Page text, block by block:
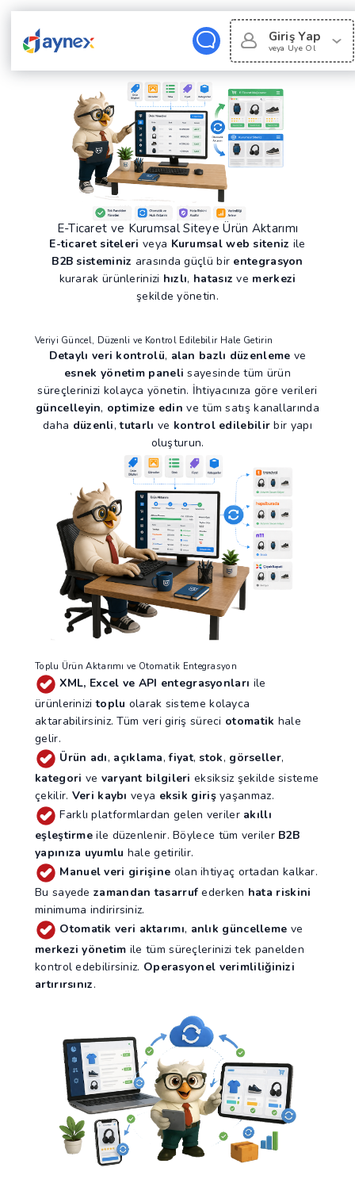
Giriş Yap
veya Uye Ol
E-Ticaret ve Kurumsal Siteye Ürün Aktarımı
E-ticaret siteleri veya Kurumsal web siteniz ile
B2B sisteminiz arasında güçlü bir entegrasyon
kurarak ürünlerinizi hızlı, hatasız ve merkezi
şekilde yönetin.
Veriyi Güncel, Düzenli ve Kontrol Edilebilir Hale Getirin
Detaylı veri kontrolü, alan bazlı düzenleme ve
esnek yönetim paneli sayesinde tüm ürün
süreçlerinizi kolayca yönetin. İhtiyacınıza göre verileri
güncelleyin, optimize edin ve tüm satış kanallarında
daha düzenli,tutarlı ve kontrol edilebilir bir yapı
oluşturun.
Toplu Ürün Aktarımı ve Otomatik Entegrasyon
XML, Excel ve API entegrasyonları ile
ürünlerinizitoplu olarak sisteme kolayca
aktarabilirsiniz. Tüm veri giriş süreci otomatik hale
gelir.
Ürün adı, açıklama,fiyat,stok, görseller,
kategori ve varyant bilgileri eksiksiz şekilde sisteme
çekilir. Veri kaybı veya eksik girişyaşanmaz.
Farklı platformlardan gelen veriler akıllı
eşleştirme ile düzenlenir. Böylece tüm veriler B2B
yapınıza uyumlu hale getirilir.
Manuel veri girişine olan ihtiyaç ortadan kalkar.
Bu sayede zamandan tasarruf ederken hata riskini
minimuma indirirsiniz.
Otomatik veri aktarımı, anlık güncelleme ve
merkezi yönetim ile tüm süreçlerinizi tek panelden
kontrol edebilirsiniz. Operasyonel verimliliğinizi
artırırsınız.